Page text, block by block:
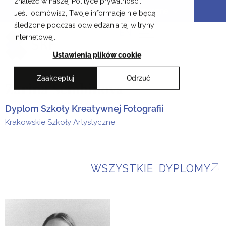
Jeśli odmówisz, Twoje informacje nie będą
śledzone podczas odwiedzania tej witryny
internetowej.
Ustawienia plików cookie
Zaakceptuj Odrzuć
Przejdź
treści
Krakowskie Szkoły Artystyczne
EN
Zarina Sembinova
Dyplom Szkoły Kreatywnej Fotografii
Krakowskie Szkoły Artystyczne
WSZYSTKIE DYPLOMY